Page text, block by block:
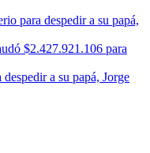
para despedir a su papá,
$2.427.921.106 para
a su papá, Jorge